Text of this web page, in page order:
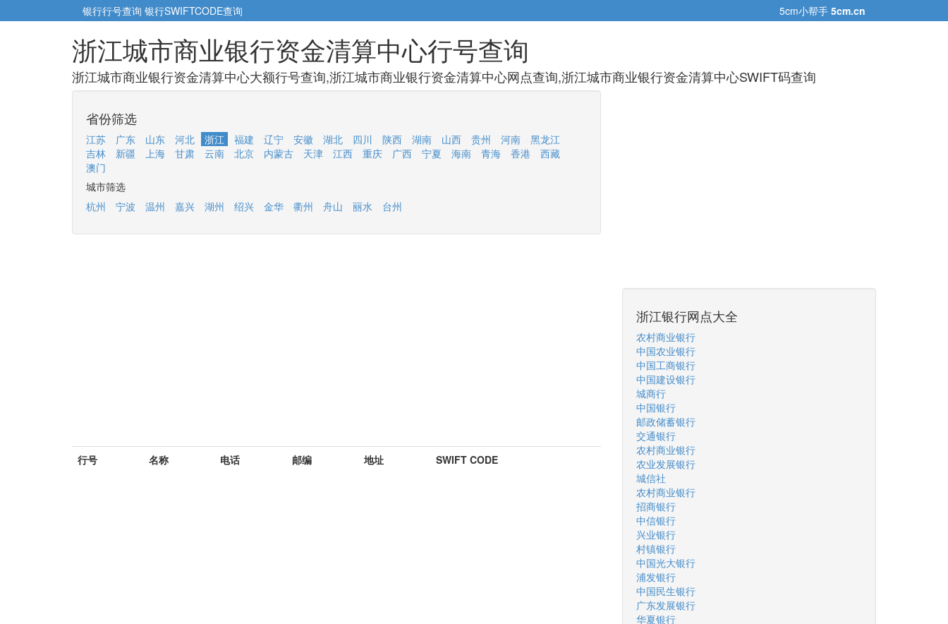
银行行号查询 银行SWIFTCODE查询 5cm小帮手 5cm.cn
浙江城市商业银行资金清算中心行号查询
浙江城市商业银行资金清算中心大额行号查询,浙江城市商业银行资金清算中心网点查询,浙江城市商业银行资金清算中心SWIFT码查询
省份筛选
江苏 广东 山东 河北 浙江 福建 辽宁 安徽 湖北 四川 陕西 湖南 山西 贵州 河南
黑龙江
吉林
新疆 上海 甘肃 云南 北京 内蒙古 天津 江西 重庆 广西 宁夏 海南 青海 香港
西藏
澳门
城市筛选
杭州
宁波 温州 嘉兴 湖州 绍兴 金华 衢州 舟山 丽水 台州
行号 名称 电话 邮编 地址 SWIFT CODE
浙江银行网点大全
农村商业银行
中国农业银行
中国工商银行
中国建设银行
城商行
中国银行
邮政储蓄银行
交通银行
农村商业银行
农业发展银行
城信社
农村商业银行
招商银行
中信银行
兴业银行
村镇银行
中国光大银行
浦发银行
中国民生银行
广东发展银行
华夏银行